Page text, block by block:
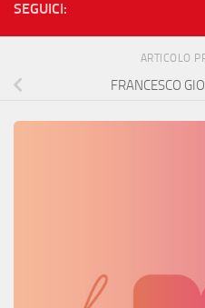
SEGUICI:
ARTICOLO
FRANCESCO